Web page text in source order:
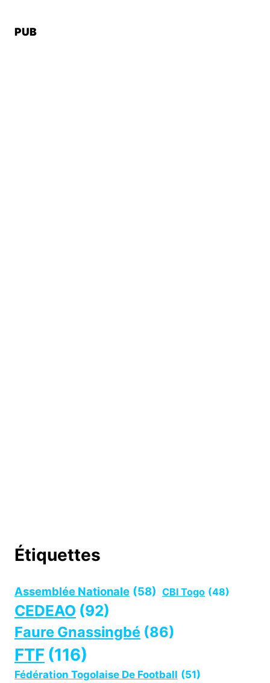
PUB
Étiquettes
Assemblée Nationale (58) CBI Togo (48)
CEDEAO (92)
Faure Gnassingbé (86)
FTF (116)
Fédération Togolaise De Football (51)